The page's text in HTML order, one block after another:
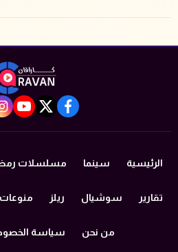
facebook
twitter
الرئيسية سينما مسلسلات رمضان
تقارير سوشيال ريلز منوعات
من نحن سياسة